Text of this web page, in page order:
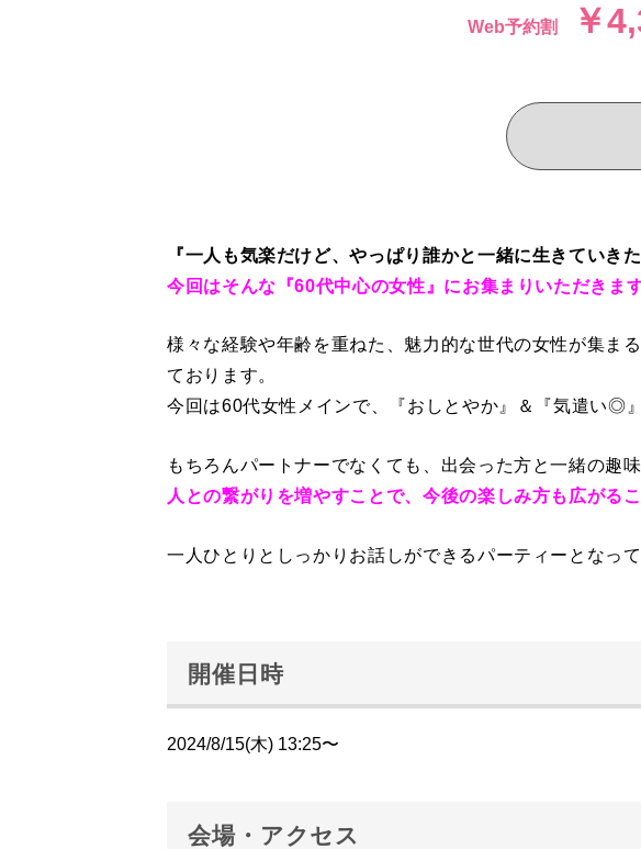
Web予約割 ￥
『一人も気楽だけど、やっぱり誰かと一緒に生きていきた
今回はそんな『60代中心の女性』にお集まりいただきます
様々な経験や年齢を重ねた、魅力的な世代の女性が集ま
ております。
今回は60代女性メインで、『おしとやか』＆『気遣い◎
もちろんパートナーでなくても、出会った方と一緒の趣
人との繋がりを増やすことで、今後の楽しみ方も広がる
一人ひとりとしっかりお話しができるパーティーとなっ
開催日時
2024/8/15(木) 13:25〜
会場・アクセス